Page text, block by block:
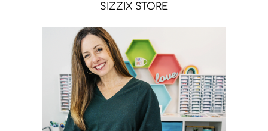
SIZZIX STORE